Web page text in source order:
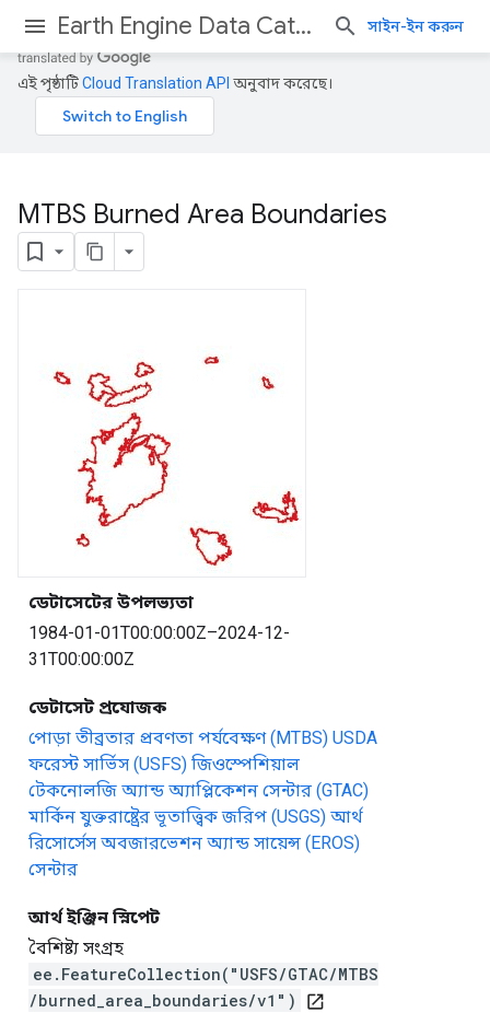
Earth Engine Data Catalog সাইন-ইন করুন
এই পৃষ্ঠাটিCloud Translation API অনুবাদ করেছে।
MTBS Burned Area Boundaries
ডেটাসেটের উপলভ্যতা
1984-01-01T00:00:00Z–2024-12-
31T00:00:00Z
ডেটাসেট প্রযোজক
পোড়া তীব্রতার প্রবণতা পর্যবেক্ষণ (MTBS) USDA
ফরেস্ট সার্ভিস (USFS) জিওস্পেশিয়াল
টেকনোলজি অ্যান্ড অ্যাপ্লিকেশন সেন্টার (GTAC)
মার্কিন যুক্তরাষ্ট্রের ভূতাত্ত্বিক জরিপ (USGS) আর্থ
রিসোর্সেস অবজারভেশন অ্যান্ড সায়েন্স (EROS)
সেন্টার
আর্থ ইঞ্জিন স্নিপেট
বৈশিষ্ট্য সংগ্রহ
ee.FeatureCollection("USFS/GTAC/MTBS
/burned_area_boundaries/v1")
open_in_new